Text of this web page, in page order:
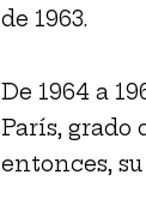
de 1963.
De 1964 a
París, grado
entonces,